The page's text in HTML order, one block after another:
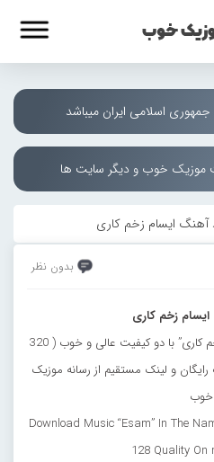
اسلامی ایران میباشد
موزیک خوب و دیگر سایت ها
آهنگ ایسام زخم کاری
بدون نظر
ایسام زخم کاری
دانلود آهنگ جدید ایسام به نام “زخم کاری” با دو کیفیت عالی و خوب ( 320
رایگان و لینک مستقیم از رسانه موزیک
خوب
Download Music “Esam” In The
128 Quality On